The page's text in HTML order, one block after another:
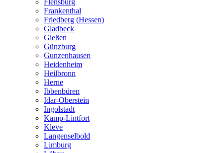
Flensburg
Frankenthal
Friedberg (Hessen)
Gladbeck
Gießen
Günzburg
Gunzenhausen
Heidenheim
Heilbronn
Herne
Ibbenbüren
Idar-Oberstein
Ingolstadt
Kamp-Lintfort
Kleve
Langenselbold
Limburg